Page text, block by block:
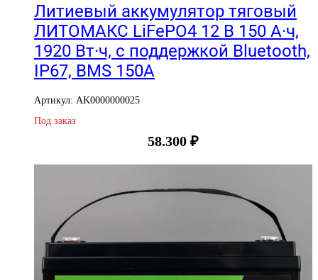
Литиевый аккумулятор тяговый
ЛИТОМАКС LiFePO4 12 В 150 А·ч,
1920 Вт·ч, c поддержкой Bluetooth,
IP67, BMS 150A
Артикул: AK0000000025
Под заказ
58.300 ₽